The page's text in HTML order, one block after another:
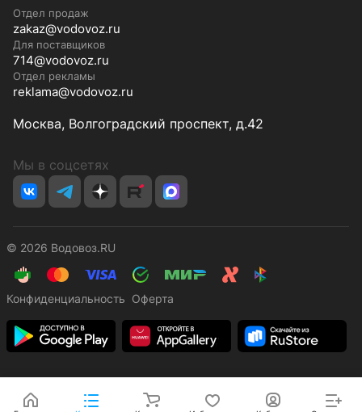
Отдел продаж
zakaz@vodovoz.ru
Для поставщиков
714@vodovoz.ru
Отдел рекламы
reklama@vodovoz.ru
Москва, Волгоградский проспект, д.42
Мы в соцсетях
© 2026 Водовоз.RU
Конфиденциальность Оферта